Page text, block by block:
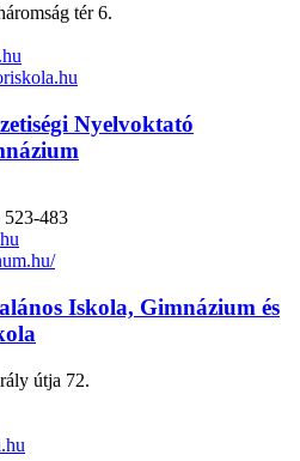
tér 6.
Nyelvoktató
523-483
Iskola, Gimnázium és
útja 72.